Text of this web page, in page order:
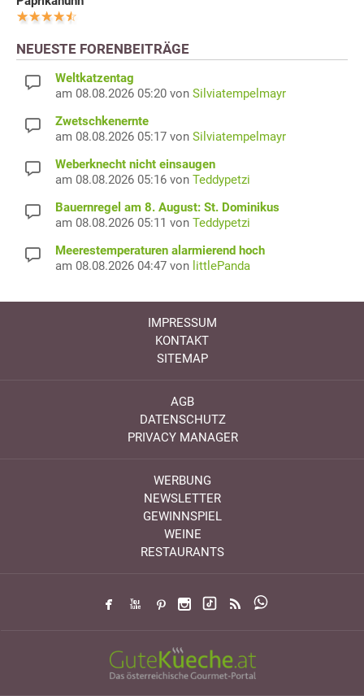
NEUESTE FORENBEITRÄGE
Weltkatzentag
am 08.08.2026 05:20 von Silviatempelmayr
Zwetschkenernte
am 08.08.2026 05:17 von Silviatempelmayr
Weberknecht nicht einsaugen
am 08.08.2026 05:16 von Teddypetzi
Bauernregel am 8. August: St. Dominikus
am 08.08.2026 05:11 von Teddypetzi
Meerestemperaturen alarmierend hoch
am 08.08.2026 04:47 von littlePanda
IMPRESSUM
KONTAKT
SITEMAP
AGB
DATENSCHUTZ
PRIVACY MANAGER
WERBUNG
NEWSLETTER
GEWINNSPIEL
WEINE
RESTAURANTS